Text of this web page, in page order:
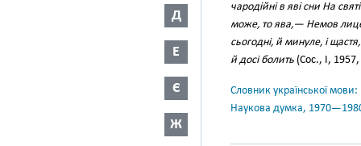
Д
Е
Є
Ж
чародійні в яві сни На
може, то ява,— Немов
сьогодні, й минуле, і
й досі болить (Сос., І,
Словник української
Наукова думка,